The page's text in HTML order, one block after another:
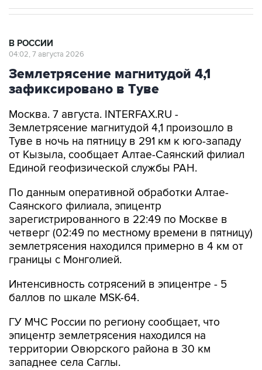
В РОССИИ
04:02, 7 августа 2026
Землетрясение магнитудой 4,1
зафиксировано в Туве
Москва. 7 августа. INTERFAX.RU -
Землетрясение магнитудой 4,1 произошло в
Туве в ночь на пятницу в 291 км к юго-западу
от Кызыла, сообщает Алтае-Саянский филиал
Единой геофизической службы РАН.
По данным оперативной обработки Алтае-
Саянского филиала, эпицентр
зарегистрированного в 22:49 по Москве в
четверг (02:49 по местному времени в пятницу)
землетрясения находился примерно в 4 км от
границы с Монголией.
Интенсивность сотрясений в эпицентре - 5
баллов по шкале MSK-64.
ГУ МЧС России по региону сообщает, что
эпицентр землетрясения находился на
территории Овюрского района в 30 км
западнее села Саглы.